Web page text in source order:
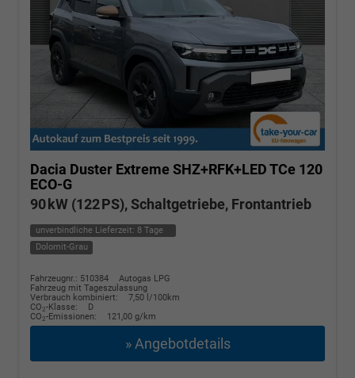
Dacia Duster Extreme SHZ+RFK+LED TCe 120
ECO-G
90 kW (122 PS), Schaltgetriebe, Frontantrieb
unverbindliche Lieferzeit: 8 Tage
Dolomit-Grau
Fahrzeugnr.: 510384
Autogas LPG
Fahrzeug mit Tageszulassung
Verbrauch kombiniert:
7,50 l/100km
CO2-Klasse:
D
CO2-Emissionen: 121,00 g/km
» Angebotdetails